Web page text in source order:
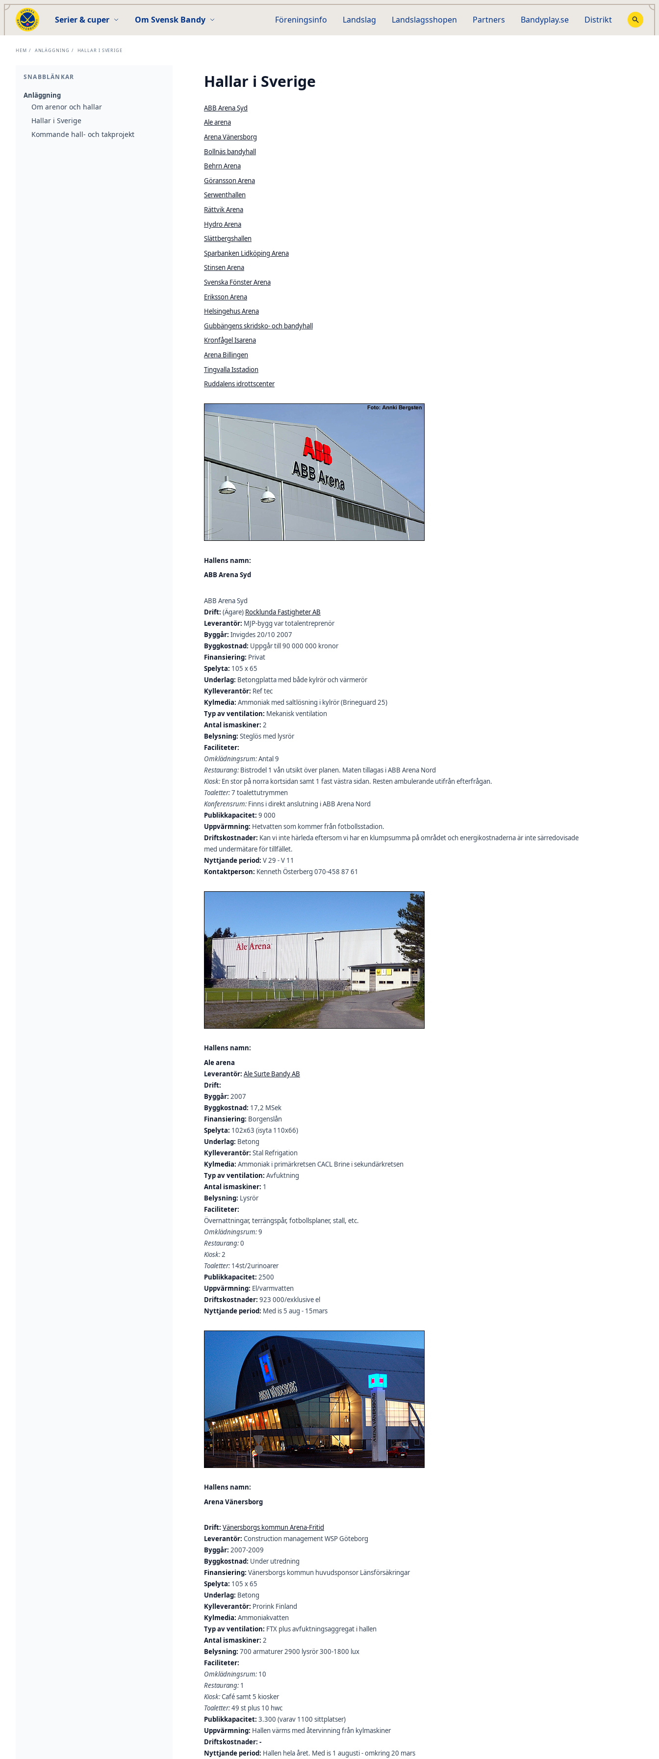
Serier & cuper Om Svensk Bandy Föreningsinfo Landslag Landslagsshopen Partners Bandyplay.se Distrikt
HEM / ANLÄGGNING / HALLAR I SVERIGE
SNABBLÄNKAR
Anläggning
Om arenor och hallar
Hallar i Sverige
Kommande hall- och takprojekt
Hallar i Sverige
ABB Arena Syd
Ale arena
Arena Vänersborg
Bollnäs bandyhall
Behrn Arena
Göransson Arena
Serwenthallen
Rättvik Arena
Hydro Arena
Slättbergshallen
Sparbanken Lidköping Arena
Stinsen Arena
Svenska Fönster Arena
Eriksson Arena
Helsingehus Arena
Gubbängens skridsko- och bandyhall
Kronfågel Isarena
Arena Billingen
Tingvalla Isstadion
Ruddalens idrottscenter
Hallens namn:
ABB Arena Syd
ABB Arena Syd
Drift: (Ägare) Rocklunda Fastigheter AB
Leverantör: MJP-bygg var totalentreprenör
Byggår: Invigdes 20/10 2007
Byggkostnad: Uppgår till 90 000 000 kronor
Finansiering: Privat
Spelyta: 105 x 65
Underlag: Betongplatta med både kylrör och värmerör
Kylleverantör: Ref tec
Kylmedia: Ammoniak med saltlösning i kylrör (Brineguard 25)
Typ av ventilation: Mekanisk ventilation
Antal ismaskiner: 2
Belysning: Steglös med lysrör
Faciliteter:
Omklädningsrum:Antal 9
Restaurang: Bistrodel 1 vån utsikt över planen. Maten tillagas i ABB Arena Nord
Kiosk: En stor på norra kortsidan samt 1 fast västra sidan. Resten ambulerande utifrån efterfrågan.
Toaletter:7 toalettutrymmen
Konferensrum: Finns i direkt anslutning i ABB Arena Nord
Publikkapacitet: 9 000
Uppvärmning: Hetvatten som kommer från fotbollsstadion.
Driftskostnader: Kan vi inte härleda eftersom vi har en klumpsumma på området och energikostnaderna är inte särredovisade
med undermätare för tillfället.
Nyttjande period: V 29 - V 11
Kontaktperson: Kenneth Österberg 070-458 87 61
Hallens namn:
Ale arena
Leverantör: Ale Surte Bandy AB
Drift:
Byggår: 2007
Byggkostnad: 17,2 MSek
Finansiering: Borgenslån
Spelyta: 102x63 (isyta 110x66)
Underlag: Betong
Kylleverantör: Stal Refrigation
Kylmedia: Ammoniak i primärkretsen CACL Brine i sekundärkretsen
Typ av ventilation: Avfuktning
Antal ismaskiner: 1
Belysning: Lysrör
Faciliteter:
Övernattningar, terrängspår, fotbollsplaner, stall, etc.
Omklädningsrum:9
Restaurang:0
Kiosk:2
Toaletter: 14st/2urinoarer
Publikkapacitet: 2500
Uppvärmning: El/varmvatten
Driftskostnader: 923 000/exklusive el
Nyttjande period: Med is 5 aug - 15mars
Hallens namn:
Arena Vänersborg
Drift: Vänersborgs kommun Arena-Fritid
Leverantör: Construction management WSP Göteborg
Byggår: 2007-2009
Byggkostnad: Under utredning
Finansiering: Vänersborgs kommun huvudsponsor Länsförsäkringar
Spelyta: 105 x 65
Underlag: Betong
Kylleverantör: Prorink Finland
Kylmedia: Ammoniakvatten
Typ av ventilation: FTX plus avfuktningsaggregat i hallen
Antal ismaskiner: 2
Belysning: 700 armaturer 2900 lysrör 300-1800 lux
Faciliteter:
Omklädningsrum: 10
Restaurang: 1
Kiosk:Café samt 5 kiosker
Toaletter:49 st plus 10 hwc
Publikkapacitet: 3.300 (varav 1100 sittplatser)
Uppvärmning: Hallen värms med återvinning från kylmaskiner
Driftskostnader: -
Nyttjande period: Hallen hela året. Med is 1 augusti - omkring 20 mars